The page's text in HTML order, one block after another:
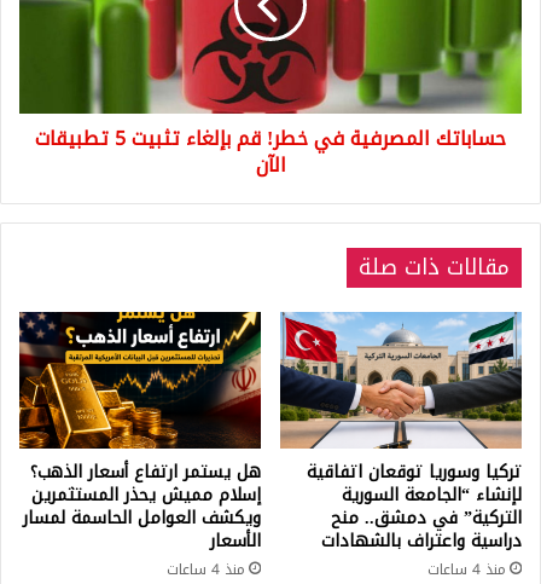
بإلغاء
تثبيت
5
تطبيقات
الآن
حساباتك المصرفية في خطر! قم بإلغاء تثبيت 5 تطبيقات
الآن
مقالات ذات صلة
تركيا وسوريا توقعان اتفاقية
لإنشاء “الجامعة السورية
التركية” في دمشق.. منح
دراسية واعتراف بالشهادات
منذ 4 ساعات
هل يستمر ارتفاع أسعار الذهب؟
إسلام مميش يحذر المستثمرين
ويكشف العوامل الحاسمة لمسار
الأسعار
منذ 4 ساعات